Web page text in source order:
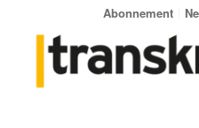
Abonnement